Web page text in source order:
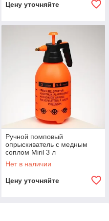
Цену уточняйте
Ручной помповый
опрыскиватель с медным
соплом Miril 3 л
Нет в наличии
Цену уточняйте